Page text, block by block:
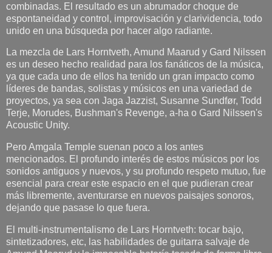
combinadas. El resultado es un abrumador choque de
espontaneidad y control, improvisación y clarividencia, todo
unido en una búsqueda por hacer algo radiante.
La mezcla de Lars Horntveth, Amund Maarud y Gard Nilssen
es un deseo hecho realidad para los fanáticos de la música,
ya que cada uno de ellos ha tenido un gran impacto como
líderes de bandas, solistas y músicos en una variedad de
proyectos, ya sea con Jaga Jazzist, Susanne Sundfør, Todd
Terje, Morudes, Bushman's Revenge, a-ha o Gard Nilssen's
Acoustic Unity.
Pero Amgala Temple suenan poco a los antes
mencionados. El profundo interés de estos músicos por los
sonidos antiguos y nuevos, y su profundo respeto mutuo, fue
esencial para crear este espacio en el que pudieran crear
más libremente, aventurarse en nuevos paisajes sonoros,
dejando que pasase lo que fuera.
El multi-instrumentalismo de Lars Horntveth: tocar bajo,
sintetizadores, etc, las habilidades de guitarra salvaje de